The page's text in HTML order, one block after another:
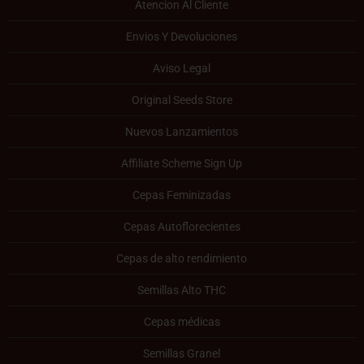
Atencion Al Cliente
Envios Y Devoluciones
Aviso Legal
Original Seeds Store
Nuevos Lanzamientos
Affiliate Scheme Sign Up
Cepas Feminizadas
Cepas Autoflorecientes
Cepas de alto rendimiento
Semillas Alto THC
Cepas médicas
Semillas Granel